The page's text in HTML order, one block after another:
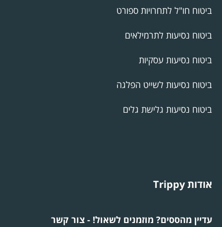
ביטוח חו"ל לתחרויות ספורט
ביטוח נסיעות לתרמילאים
ביטוח נסיעות עסקיות
ביטוח נסיעות לשייט הפלגה
ביטוח נסיעות גלישת גלים
אודות Trippy
עדיין מהססים? מוזמנים לשאול! - צור קשר